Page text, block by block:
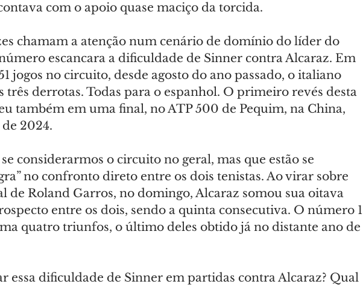
com o apoio quase maciço da torcida.
chamam a atenção num cenário de domínio do líder do
escancara a dificuldade de Sinner contra Alcaraz. Em
jogos no circuito, desde agosto do ano passado, o italiano
três derrotas. Todas para o espanhol. O primeiro revés desta
também em uma final, no ATP 500 de Pequim, na China,
2024.
se considerarmos o circuito no geral, mas que estão se
no confronto direto entre os dois tenistas. Ao virar sobre
de Roland Garros, no domingo, Alcaraz somou sua oitava
entre os dois, sendo a quinta consecutiva. O número 1
quatro triunfos, o último deles obtido já no distante ano de
essa dificuldade de Sinner em partidas contra Alcaraz? Qual